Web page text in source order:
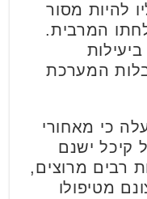
להיות מסור
המרבית.
המערכת
כי מאחורי
קיכל ישנם
רבים מרוצים,
מטיפולו